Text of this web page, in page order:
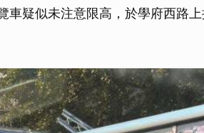
車疑似未注意限高，於學府西路